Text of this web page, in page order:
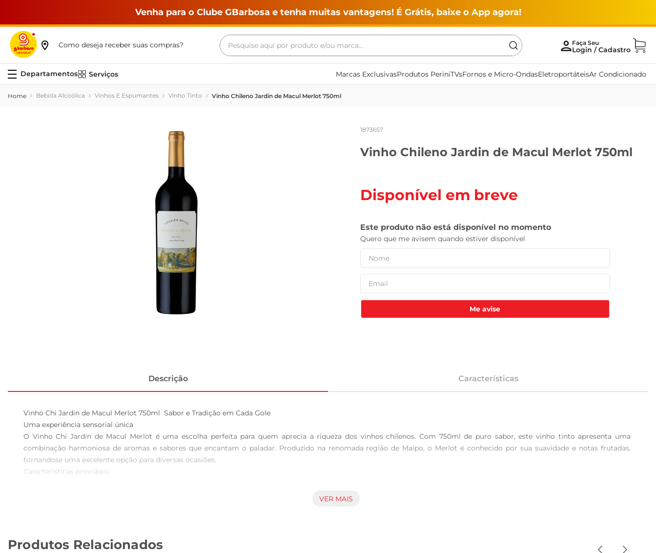
Venha para o Clube GBarbosa e tenha muitas vantagens! É Grátis, baixe o App agora!
Como deseja receber suas compras?
Pesquise aqui por produto e/ou marca...
Serviços Marcas ExclusivasProdutos PeriniTVsFornos e Micro-OndasEletroportáteisAr Condicionado
Bebida Alcoólica Vinhos E Espumantes Vinho Tinto Vinho Chileno Jardin de Macul Merlot 750ml
1873657
Vinho Chileno Jardin de Macul Merlot 750ml
Disponível em breve
Me avise
Descrição Características
Vinho Chi Jardin de Macul Merlot 750ml  Sabor e Tradição em Cada Gole
Uma experiência sensorial única
O Vinho Chi Jardin de Macul Merlot é uma escolha perfeita para quem aprecia a riqueza dos vinhos chilenos. Com 750ml de puro sabor, este vinho tinto apresenta uma
combinação harmoniosa de aromas e sabores que encantam o paladar. Produzido na renomada região de Maipo, o Merlot é conhecido por sua suavidade e notas frutadas,
tornandose uma excelente opção para diversas ocasiões.
Características principais
ameixa e cereja, acompanhados por sutis toques de especiarias. Em boca, o vinho é macio e encorpado, com taninos bem integrados que proporcionam uma experiência
antes do consumo pode realçar ainda mais seus aromas e sabores. É uma excelente escolha para jantares românticos, celebrações especiais ousimplesmente para relaxar após
VER MAIS
Produtos Relacionados
Termos mais buscados
maquina lavar